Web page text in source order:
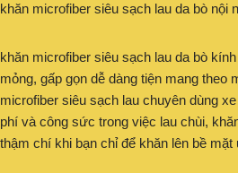
khăn microfiber siêu sạch lau da bò nội
khăn microfiber siêu sạch lau da bò
mỏng, gấp gọn dễ dàng tiện mang theo
microfiber siêu sạch lau chuyên dùng
phí và công sức trong việc lau chùi,
thậm chí khi bạn chỉ để khăn lên bề mặt